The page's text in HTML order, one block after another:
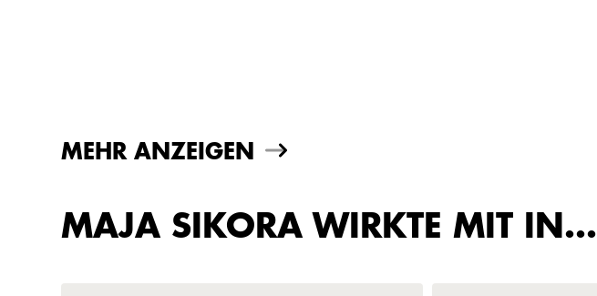
MEHR ANZEIGEN
MAJA SIKORA WIRKTE MIT IN…